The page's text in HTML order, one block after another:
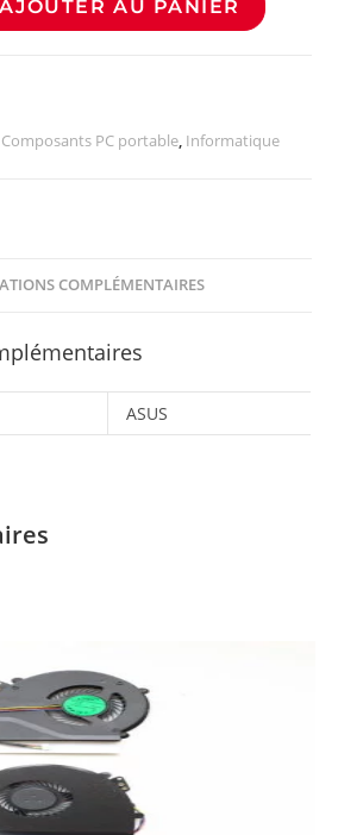
AJOUTER AU PANIER
Composants PC portable, Informatique
COMPLÉMENTAIRES
ASUS